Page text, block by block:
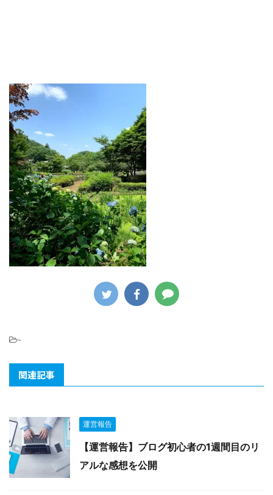
-
関連記事
運営報告
【運営報告】ブログ初心者の1週間目のリ
アルな感想を公開